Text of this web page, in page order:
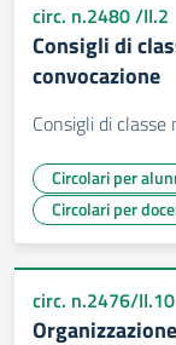
circ. n.2480 /II.2
Consigli di
convocazione
Consigli di
Circolari per
Circolari per
circ. n.2476/II.10